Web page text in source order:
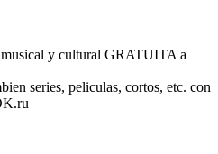
y cultural GRATUITA a
series, peliculas, cortos, etc. con